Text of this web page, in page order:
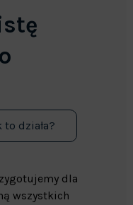
to działa?
dla
wszystkich